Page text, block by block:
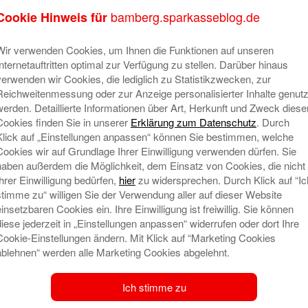
Pforzheim Calw
ist ein bei unserem Kooperationspartner, der
Gold geführtes Konto. Die Sparkasse
Pforzheim, ist deutschlandweit einer der
mit einer entsprechend langjährigen Expertise
(Responsible Jewellery Council) zertifizierte
Hinweis für bamberg.sparkasseblog.de
verwenden Cookies, um Ihnen die Funktionen auf unseren
optimal zur Verfügung zu stellen. Darüber hinaus
wir Cookies, die lediglich zu Statistikzwecken, zur
oder zur Anzeige personalisierter Inhalte
Detaillierte Informationen über Art, Herkunft und Zweck
finden Sie in unserer Erklärung zum Datenschutz. Durch
auf „Einstellungen anpassen“ können Sie bestimmen, welche
wir auf Grundlage Ihrer Einwilligung verwenden dürfen. Sie
außerdem die Möglichkeit, dem Einsatz von Cookies, die nicht
Einwilligung bedürfen, hierzu widersprechen. Durch Klick auf
zu“ willigen Sie der Verwendung aller auf dieser Website
Cookies ein. Ihre Einwilligung ist freiwillig. Sie können
jederzeit in „Einstellungen anpassen“ widerrufen oder dort Ihre
Einstellungen ändern. Mit Klick auf “Marketing Cookies
werden alle Marketing Cookies abgelehnt.
Ich stimme zu